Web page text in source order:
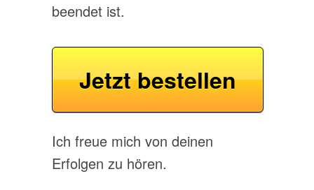
beendet ist.
Jetzt bestellen
Ich freue mich von deinen
Erfolgen zu hören.